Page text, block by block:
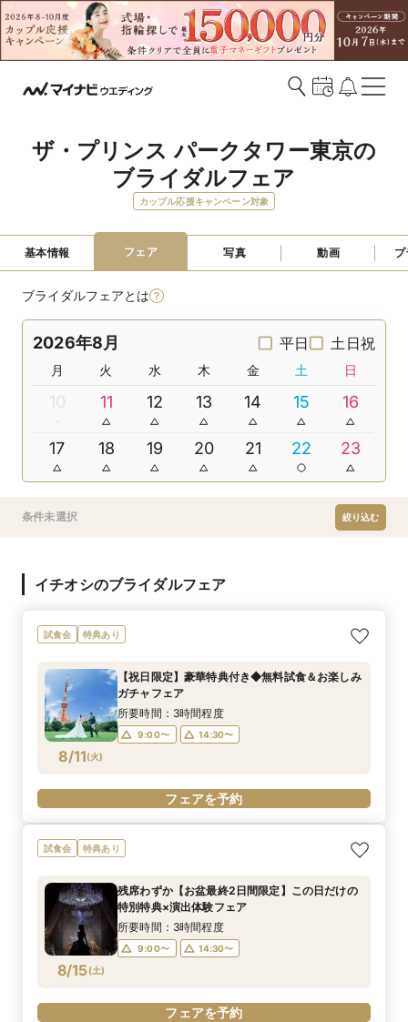
ザ・プリンス パークタワー東京の
ブライダルフェア
カップル応援キャンペーン対象
基本情報 フェア 写真 動画
ブライダルフェアとは
2026年8月 平日 土日祝
月 火 水 木 金 土 日
10 11 12 13 14 15 16
17 18 19 20 21 22 23
条件未選択 絞り込む
イチオシのブライダルフェア
試食会 特典あり
8/11(火)
【祝日限定】豪華特典付き◆無料試食＆お楽しみ
ガチャフェア
所要時間：3時間程度
9:00〜 14:30〜
フェアを予約
試食会 特典あり
8/15(土)
残席わずか【お盆最終2日間限定】この日だけの
特別特典×演出体験フェア
所要時間：3時間程度
9:00〜 14:30〜
フェアを予約